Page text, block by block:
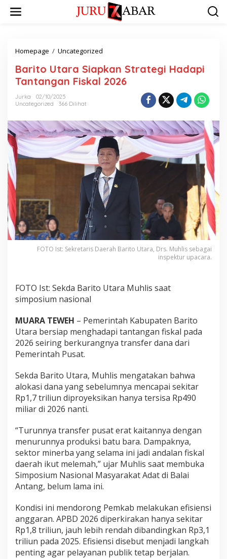
Homepage / Uncategorized
Barito Utara Siapkan Strategi Hadapi
Tantangan Fiskal 2026
Jurka
02/10/2025
Uncategorized
366 Dilihat
FOTO Ist: Sekretaris Daerah Barito Utara, Drs. Muhlis sebagai
inspektur upacara.
FOTO Ist: Sekda Barito Utara Muhlis saat
simposium nasional
MUARA TEWEH – Pemerintah Kabupaten Barito
Utara bersiap menghadapi tantangan fiskal pada
2026 seiring berkurangnya transfer dana dari
Pemerintah Pusat.
Sekda Barito Utara, Muhlis mengatakan bahwa
alokasi dana yang sebelumnya mencapai sekitar
Rp1,7 triliun diproyeksikan hanya tersisa Rp490
miliar di 2026 nanti.
“Turunnya transfer pusat erat kaitannya dengan
menurunnya produksi batu bara. Dampaknya,
sektor minerba yang selama ini jadi andalan fiskal
daerah ikut melemah,” ujar Muhlis saat membuka
Simposium Nasional Masyarakat Adat di Balai
Antang, belum lama ini.
Kondisi ini mendorong Pemkab melakukan efisiensi
anggaran. APBD 2026 diperkirakan hanya sekitar
Rp1,8 triliun, jauh lebih rendah dibandingkan Rp3,1
triliun pada 2025. Efisiensi disebut menjadi langkah
penting agar pelayanan publik tetap berjalan.